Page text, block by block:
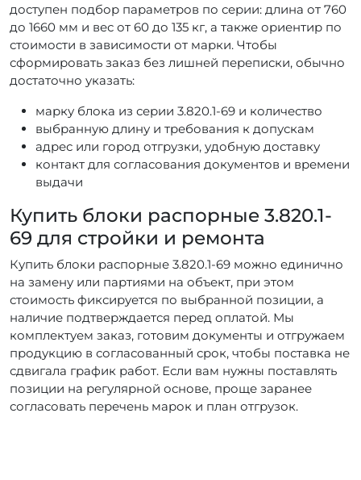
доступен подбор параметров по серии: длина от 760
до 1660 мм и вес от 60 до 135 кг, а также ориентир по
стоимости в зависимости от марки. Чтобы
сформировать заказ без лишней переписки, обычно
достаточно указать:
марку блока из серии 3.820.1-69 и количество
выбранную длину и требования к допускам
адрес или город отгрузки, удобную доставку
контакт для согласования документов и времени
выдачи
Купить блоки распорные 3.820.1-
69 для стройки и ремонта
Купить блоки распорные 3.820.1-69 можно единично
на замену или партиями на объект, при этом
стоимость фиксируется по выбранной позиции, а
наличие подтверждается перед оплатой. Мы
комплектуем заказ, готовим документы и отгружаем
продукцию в согласованный срок, чтобы поставка не
сдвигала график работ. Если вам нужны поставлять
позиции на регулярной основе, проще заранее
согласовать перечень марок и план отгрузок.